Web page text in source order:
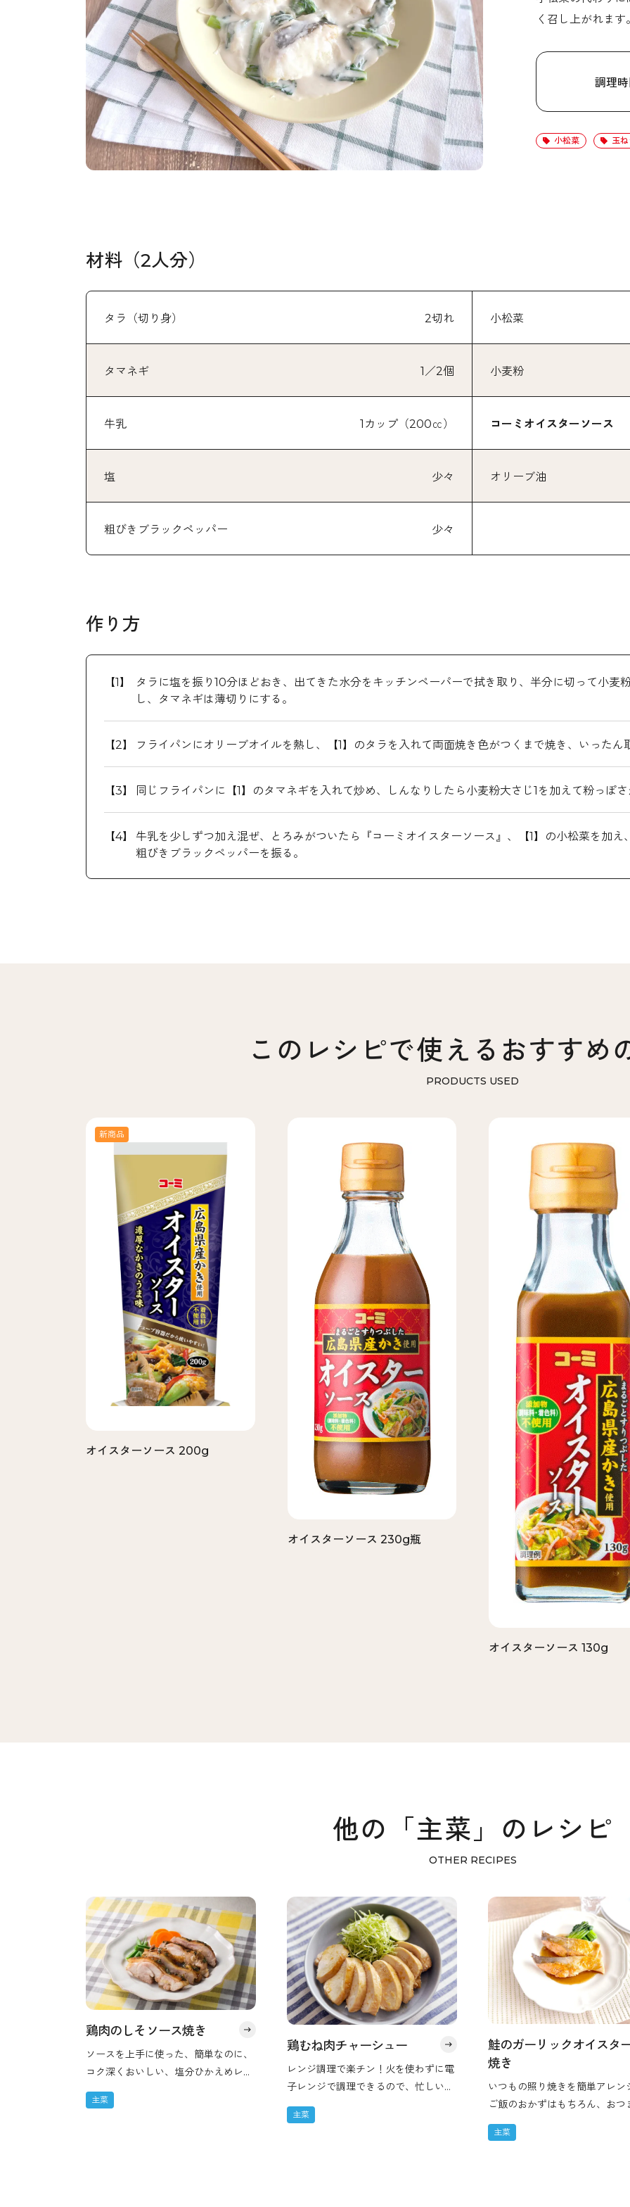
く召し上がれます
調理
小松菜 玉
材料（2人分）
タラ（切り身） 2切れ 小松菜
タマネギ 1／2個 小麦粉
牛乳 1カップ（200㏄） コーミオイスターソース
塩 少々 オリーブ油
粗びきブラックペッパー 少々
作り方
タラに塩を振り10分ほどおき、出てきた水分をキッチンペーパーで拭き取り、半分に切って小麦
し、タマネギは薄切りにする。
フライパンにオリーブオイルを熱し、【1】のタラを入れて両面焼き色がつくまで焼き、いったん
同じフライパンに【1】のタマネギを入れて炒め、しんなりしたら小麦粉大さじ1を加えて粉っぽ
牛乳を少しずつ加え混ぜ、とろみがついたら『コーミオイスターソース』、【1】の小松菜を加
粗びきブラックペッパーを振る。
このレシピで使える おすすめ
PRODUCTS USED
新商品
オイスターソース 200g
オイスターソース 230g瓶
オイスターソース 130g
他の「主菜」のレシピ
OTHER RECIPES
鶏肉のしそソース焼き
ソースを上手に使った、簡単なのに、
コク深くおいしい、塩分ひかえめレシ
ピです。 大葉の香りが、料理に風味や
アクセントをつけ、減塩にもつながり
主菜
鶏むね肉チャーシュー
レンジ調理で楽チン！火を使わずに電
子レンジで調理できるので、忙しいと
きや暑い時期にピッタリです。 ボリュ
ームもしっかりあり、レンジで作った
主菜
鮭のガーリックオイスタ
焼き
いつもの照り焼きを簡単アレン
ご飯のおかずはもちろん、おつ
お弁当のおかずにもどうぞ。
主菜